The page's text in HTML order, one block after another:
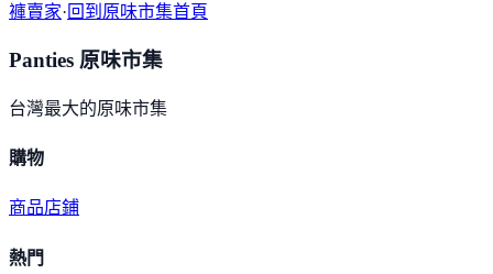
褲賣家·回到原味市集首頁
Panties 原味市集
台灣最大的原味市集
購物
商品店鋪
熱門